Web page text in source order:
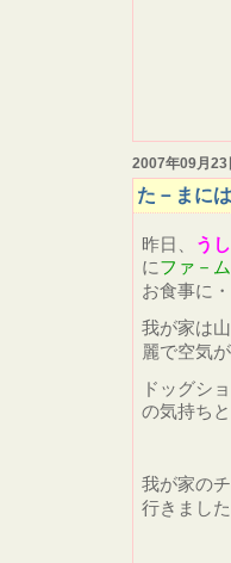
2007年09月23
た－まに
昨日、
う
にファ－
お食事に
我が家は
麗で空気
ドッグシ
の気持ち
我が家の
行きまし